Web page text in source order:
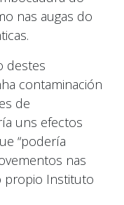
nas augas do
destes
contaminación
de
uns efectos
“podería
nas
propio Instituto